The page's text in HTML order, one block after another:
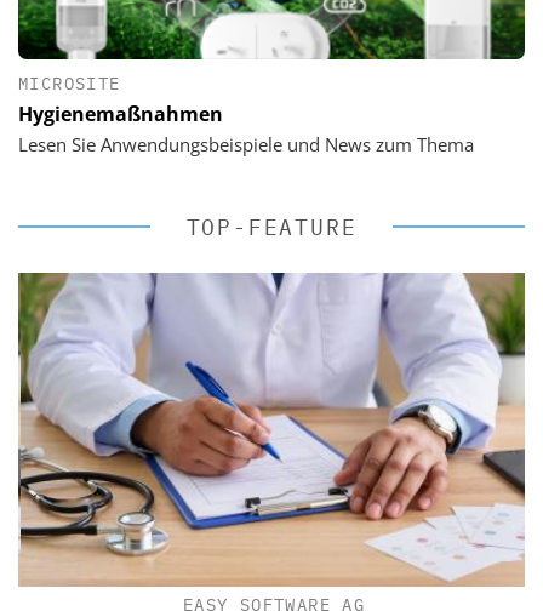
MICROSITE
Hygienemaßnahmen
Lesen Sie Anwendungsbeispiele und News zum Thema
TOP-FEATURE
EASY SOFTWARE AG